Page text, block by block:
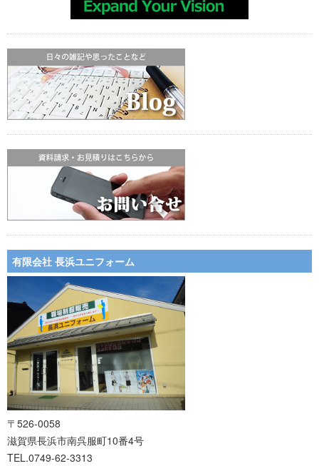
有限会社 長浜ユニフォーム
〒526-0058
滋賀県長浜市南呉服町10番4号
TEL.0749-62-3313